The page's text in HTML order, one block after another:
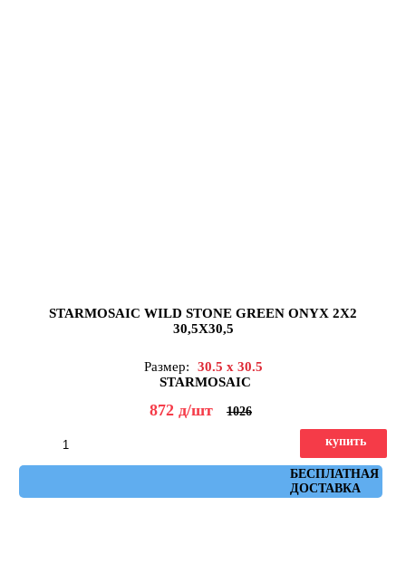
STARMOSAIC WILD STONE GREEN ONYX 2X2
30,5X30,5
Размер:
30.5 x 30.5
STARMOSAIC
872 д/шт 1026
БЕСПЛАТНАЯ
ДОСТАВКА
купить